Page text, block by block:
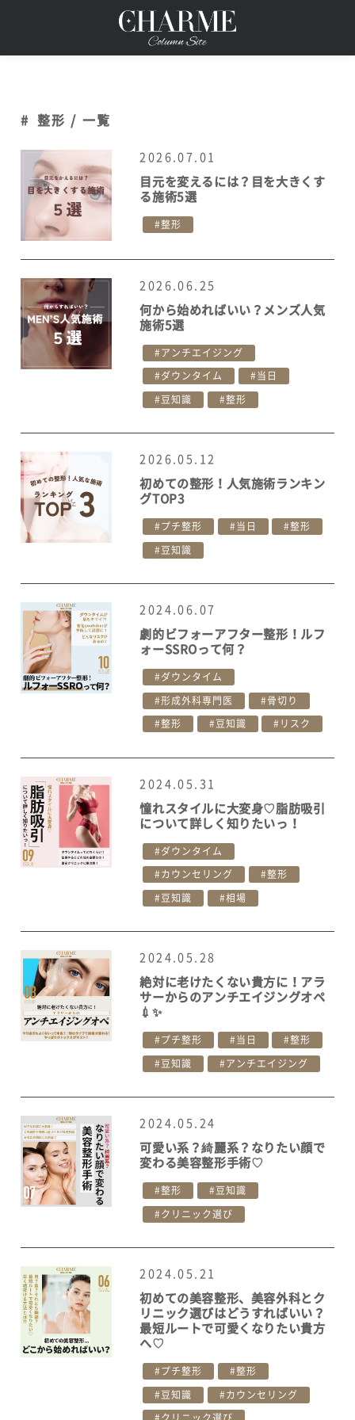
# 整形 / 一覧
2026.07.01
目元を変えるには？目を大きくす
る施術5選
整形
2026.06.25
何から始めればいい？メンズ人気
施術5選
アンチエイジング
ダウンタイム 当日
豆知識 整形
2026.05.12
初めての整形！人気施術ランキン
グTOP3
プチ整形 当日 整形
豆知識
2024.06.07
劇的ビフォーアフター整形！ルフ
ォーSSROって何？
ダウンタイム
形成外科専門医 骨切り
整形 豆知識 リスク
2024.05.31
憧れスタイルに大変身♡脂肪吸引
について詳しく知りたいっ！
ダウンタイム
カウンセリング 整形
豆知識 相場
2024.05.28
絶対に老けたくない貴方に！アラ
サーからのアンチエイジングオペ
💉✨
プチ整形 当日 整形
豆知識 アンチエイジング
2024.05.24
可愛い系？綺麗系？なりたい顔で
変わる美容整形手術♡
整形 豆知識
クリニック選び
2024.05.21
初めての美容整形、美容外科とク
リニック選びはどうすればいい？
最短ルートで可愛くなりたい貴方
へ♡
プチ整形 整形
豆知識 カウンセリング
クリニック選び